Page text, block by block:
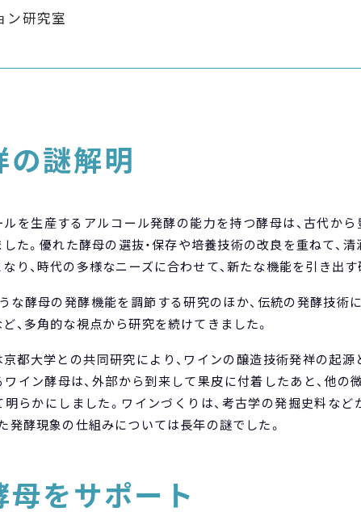
ン研究室
の謎解明
を生産するアルコール発酵の能力を持つ酵母は、古代か
た。優れた酵母の選抜・保存や培養技術の改良を重ねて、清
り、時代の多様なニーズに合わせて、新たな機能を引き出す
な酵母の発酵機能を調節する研究のほか、伝統の発酵技
、多角的な視点から研究を続けてきました。
都大学との共同研究により、ワインの醸造技術発祥の起
イン酵母は、外部から到来して果皮に付着したあと、他
らかにしました。ワインづくりは、考古学の発掘史料な
発酵現象の仕組みについては長年の謎でした。
をサポート